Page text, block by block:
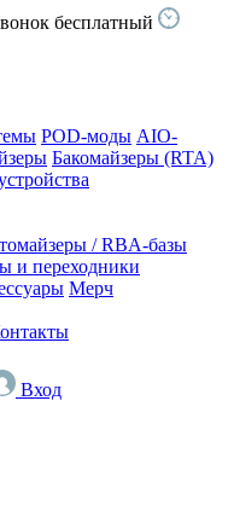
бесплатный
POD-моды AIO-
Бакомайзеры (RTA)
/ RBA-базы
и переходники
Мерч
Вход